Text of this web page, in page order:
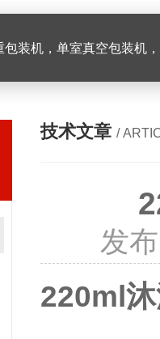
机，单室真空包装机，双室真
技术文章 /
发
220ml